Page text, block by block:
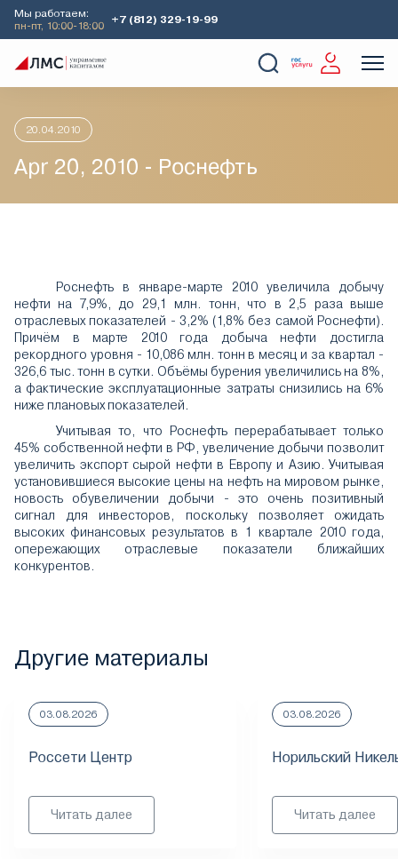
Мы работаем:
пн-пт, 10:00-18:00
+7 (812) 329-19-99
Главная Аналитика
20.04.2010
Apr 20, 2010 - Роснефть
Роснефть в январе-марте 2010 увеличила добычу
нефти на 7,9%, до 29,1 млн. тонн, что в 2,5 раза выше
отраслевых показателей - 3,2% (1,8% без самой Роснефти).
Причём в марте 2010 года добыча нефти достигла
рекордного уровня - 10,086 млн. тонн в месяц и за квартал -
326,6 тыс. тонн в сутки. Объёмы бурения увеличились на 8%,
а фактические эксплуатационные затраты снизились на 6%
ниже плановых показателей.
Учитывая то, что Роснефть перерабатывает только
45% собственной нефти в РФ, увеличение добычи позволит
увеличить экспорт сырой нефти в Европу и Азию. Учитывая
установившиеся высокие цены на нефть на мировом рынке,
новость обувеличении добычи - это очень позитивный
сигнал для инвесторов, поскольку позволяет ожидать
высоких финансовых результатов в 1 квартале 2010 года,
опережающих отраслевые показатели ближайших
конкурентов.
Другие материалы
03.08.2026
Россети Центр
Читать далее
03.08.2026
Норильский
Читать далее